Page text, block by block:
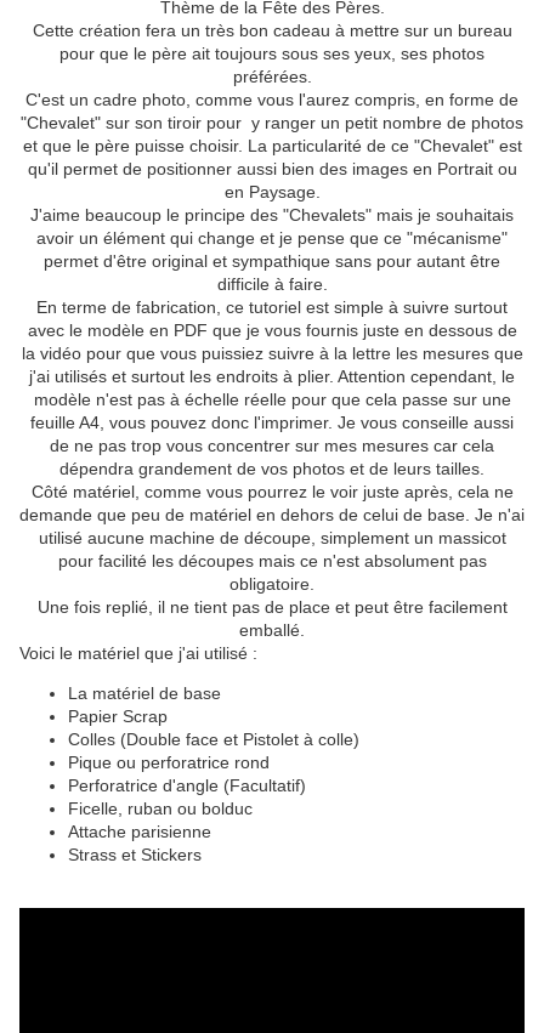
Thème de la Fête des Pères.
Cette création fera un très bon cadeau à mettre sur un bureau
pour que le père ait toujours sous ses yeux, ses photos
préférées.
C'est un cadre photo, comme vous l'aurez compris, en forme de
"Chevalet" sur son tiroir pour y ranger un petit nombre de photos
et que le père puisse choisir. La particularité de ce "Chevalet" est
qu'il permet de positionner aussi bien des images en Portrait ou
en Paysage.
J'aime beaucoup le principe des "Chevalets" mais je souhaitais
avoir un élément qui change et je pense que ce "mécanisme"
permet d'être original et sympathique sans pour autant être
difficile à faire.
En terme de fabrication, ce tutoriel est simple à suivre surtout
avec le modèle en PDF que je vous fournis juste en dessous de
la vidéo pour que vous puissiez suivre à la lettre les mesures que
j'ai utilisés et surtout les endroits à plier. Attention cependant, le
modèle n'est pas à échelle réelle pour que cela passe sur une
feuille A4, vous pouvez donc l'imprimer. Je vous conseille aussi
de ne pas trop vous concentrer sur mes mesures car cela
dépendra grandement de vos photos et de leurs tailles.
Côté matériel, comme vous pourrez le voir juste après, cela ne
demande que peu de matériel en dehors de celui de base. Je n'ai
utilisé aucune machine de découpe, simplement un massicot
pour facilité les découpes mais ce n'est absolument pas
obligatoire.
Une fois replié, il ne tient pas de place et peut être facilement
emballé.
Voici le matériel que j'ai utilisé :
La matériel de base
Papier Scrap
Colles (Double face et Pistolet à colle)
Pique ou perforatrice rond
Perforatrice d'angle (Facultatif)
Ficelle, ruban ou bolduc
Attache parisienne
Strass et Stickers